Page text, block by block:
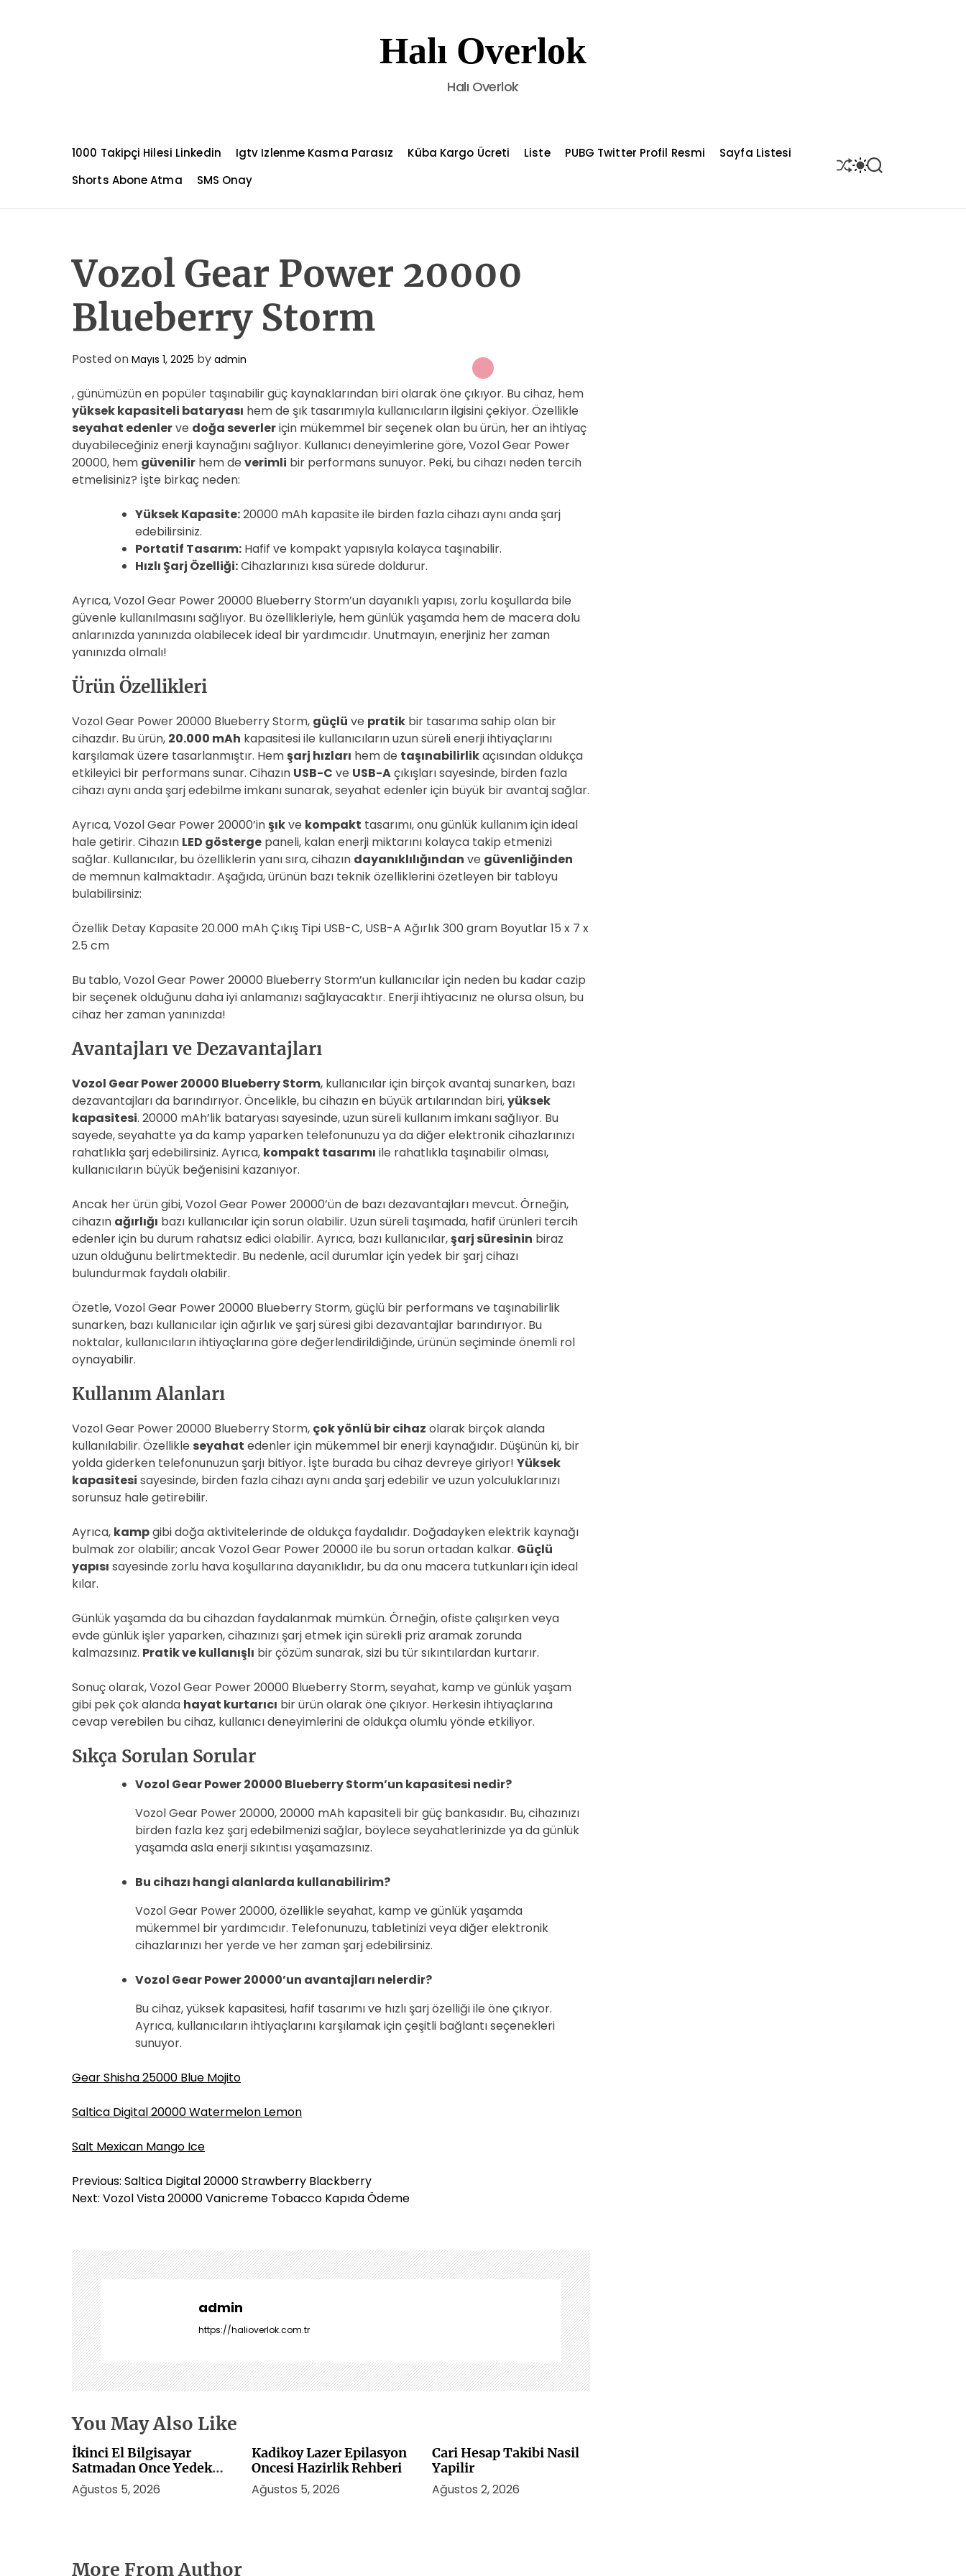
t
Halı Overlok
Halı Overlok
1000 Takipçi Hilesi Linkedin Igtv Izlenme Kasma Parasız Küba Kargo Ücreti Liste PUBG Twitter Profil Resmi
Sayfa Listesi
Shorts Abone Atma
SMS Onay
S
H
S
W
S
E
Vozol Gear Power 20000
Blueberry Storm
Posted on Mayıs 1, 2025 by admin
, günümüzün en popüler taşınabilir güç kaynaklarından biri olarak öne çıkıyor. Bu cihaz, hem
yüksek kapasiteli bataryası hem de şık tasarımıyla kullanıcıların ilgisini çekiyor. Özellikle
seyahat edenlerve doğa severleriçin mükemmel bir seçenek olan bu ürün, her an ihtiyaç
duyabileceğiniz enerji kaynağını sağlıyor. Kullanıcı deneyimlerine göre, Vozol Gear Power
20000, hem güvenilir hem de verimli bir performans sunuyor. Peki, bu cihazı neden tercih
etmelisiniz? İşte birkaç neden:
Yüksek Kapasite:20000 mAh kapasite ile birden fazla cihazı aynı anda şarj
edebilirsiniz.
Portatif Tasarım: Hafif ve kompakt yapısıyla kolayca taşınabilir.
Hızlı Şarj Özelliği:Cihazlarınızı kısa sürede doldurur.
Ayrıca, Vozol Gear Power 20000 Blueberry Storm’un dayanıklı yapısı, zorlu koşullarda bile
güvenle kullanılmasını sağlıyor. Bu özellikleriyle, hem günlük yaşamda hem de macera dolu
anlarınızda yanınızda olabilecek ideal bir yardımcıdır. Unutmayın, enerjiniz her zaman
yanınızda olmalı!
Ürün Özellikleri
Vozol Gear Power 20000 Blueberry Storm, güçlü ve pratik bir tasarıma sahip olan bir
cihazdır. Bu ürün, 20.000 mAh kapasitesi ile kullanıcıların uzun süreli enerji ihtiyaçlarını
karşılamak üzere tasarlanmıştır. Hemşarj hızları hem de taşınabilirlikaçısından oldukça
etkileyici bir performans sunar. Cihazın USB-C ve USB-Açıkışları sayesinde, birden fazla
cihazı aynı anda şarj edebilme imkanı sunarak, seyahat edenler için büyük bir avantaj sağlar.
Ayrıca, Vozol Gear Power 20000’inşıkve kompakt tasarımı, onu günlük kullanım için ideal
hale getirir. Cihazın LED gösterge paneli, kalan enerji miktarını kolayca takip etmenizi
sağlar. Kullanıcılar, bu özelliklerin yanı sıra, cihazın dayanıklılığından ve güvenliğinden
de memnun kalmaktadır. Aşağıda, ürünün bazı teknik özelliklerini özetleyen bir tabloyu
bulabilirsiniz:
Özellik Detay Kapasite 20.000 mAh Çıkış Tipi USB-C, USB-A Ağırlık 300 gram Boyutlar 15 x 7 x
2.5 cm
Bu tablo, Vozol Gear Power 20000 Blueberry Storm’un kullanıcılar için neden bu kadar cazip
bir seçenek olduğunu daha iyi anlamanızı sağlayacaktır. Enerji ihtiyacınız ne olursa olsun, bu
cihaz her zaman yanınızda!
Avantajları ve Dezavantajları
Vozol Gear Power 20000 Blueberry Storm, kullanıcılar için birçok avantaj sunarken, bazı
dezavantajları da barındırıyor. Öncelikle, bu cihazın en büyük artılarından biri,yüksek
kapasitesi. 20000 mAh’lik bataryası sayesinde, uzun süreli kullanım imkanı sağlıyor. Bu
sayede, seyahatte ya da kamp yaparken telefonunuzu ya da diğer elektronik cihazlarınızı
rahatlıkla şarj edebilirsiniz. Ayrıca, kompakt tasarımı ile rahatlıkla taşınabilir olması,
kullanıcıların büyük beğenisini kazanıyor.
Ancak her ürün gibi, Vozol Gear Power 20000’ün de bazı dezavantajları mevcut. Örneğin,
cihazın ağırlığı bazı kullanıcılar için sorun olabilir. Uzun süreli taşımada, hafif ürünleri tercih
edenler için bu durum rahatsız edici olabilir. Ayrıca, bazı kullanıcılar,şarj süresinin biraz
uzun olduğunu belirtmektedir. Bu nedenle, acil durumlar için yedek bir şarj cihazı
bulundurmak faydalı olabilir.
Özetle, Vozol Gear Power 20000 Blueberry Storm, güçlü bir performans ve taşınabilirlik
sunarken, bazı kullanıcılar için ağırlık ve şarj süresi gibi dezavantajlar barındırıyor. Bu
noktalar, kullanıcıların ihtiyaçlarına göre değerlendirildiğinde, ürünün seçiminde önemli rol
oynayabilir.
Kullanım Alanları
Vozol Gear Power 20000 Blueberry Storm, çok yönlü bir cihaz olarak birçok alanda
kullanılabilir. Özellikle seyahat edenler için mükemmel bir enerji kaynağıdır. Düşünün ki, bir
yolda giderken telefonunuzun şarjı bitiyor. İşte burada bu cihaz devreye giriyor! Yüksek
kapasitesi sayesinde, birden fazla cihazı aynı anda şarj edebilir ve uzun yolculuklarınızı
sorunsuz hale getirebilir.
Ayrıca, kampgibi doğa aktivitelerinde de oldukça faydalıdır. Doğadayken elektrik kaynağı
bulmak zor olabilir; ancak Vozol Gear Power 20000 ile bu sorun ortadan kalkar. Güçlü
yapısı sayesinde zorlu hava koşullarına dayanıklıdır, bu da onu macera tutkunları için ideal
kılar.
Günlük yaşamda da bu cihazdan faydalanmak mümkün. Örneğin, ofiste çalışırken veya
evde günlük işler yaparken, cihazınızı şarj etmek için sürekli priz aramak zorunda
kalmazsınız. Pratik ve kullanışlı bir çözüm sunarak, sizi bu tür sıkıntılardan kurtarır.
Sonuç olarak, Vozol Gear Power 20000 Blueberry Storm, seyahat, kamp ve günlük yaşam
gibi pek çok alanda hayat kurtarıcı bir ürün olarak öne çıkıyor. Herkesin ihtiyaçlarına
cevap verebilen bu cihaz, kullanıcı deneyimlerini de oldukça olumlu yönde etkiliyor.
Sıkça Sorulan Sorular
Vozol Gear Power 20000 Blueberry Storm’un kapasitesi nedir?
Vozol Gear Power 20000, 20000 mAh kapasiteli bir güç bankasıdır. Bu, cihazınızı
birden fazla kez şarj edebilmenizi sağlar, böylece seyahatlerinizde ya da günlük
yaşamda asla enerji sıkıntısı yaşamazsınız.
Bu cihazı hangi alanlarda kullanabilirim?
Vozol Gear Power 20000, özellikle seyahat, kamp ve günlük yaşamda
mükemmel bir yardımcıdır. Telefonunuzu, tabletinizi veya diğer elektronik
cihazlarınızı her yerde ve her zaman şarj edebilirsiniz.
Vozol Gear Power 20000’un avantajları nelerdir?
Bu cihaz, yüksek kapasitesi, hafif tasarımı ve hızlı şarj özelliği ile öne çıkıyor.
Ayrıca, kullanıcıların ihtiyaçlarını karşılamak için çeşitli bağlantı seçenekleri
sunuyor.
Gear Shisha 25000 Blue Mojito
Saltica Digital 20000 Watermelon Lemon
Salt Mexican Mango Ice
Y
a
g
e
z
i
n
m
e
s
i
Previous: Saltica Digital 20000 Strawberry Blackberry
Next: Vozol Vista 20000 Vanicreme Tobacco Kapıda Ödeme
admin
https://halioverlok.com.tr
You May Also Like
İkinci El Bilgisayar
Satmadan Once Yedek
Alma Rehberi
Ağustos 5, 2026
Kadikoy Lazer Epilasyon
Oncesi Hazirlik Rehberi
Ağustos 5, 2026
Cari Hesap Takibi Nasil
Yapilir
Ağustos 2, 2026
More From Author